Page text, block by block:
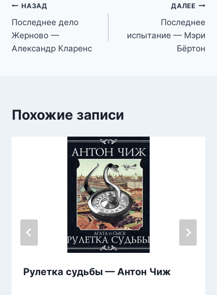
Навигация
по
записям
НАЗАД
Последнее дело
Жерново —
Александр Кларенс
ДАЛЕЕ
Последнее
испытание — Мэри
Бёртон
Похожие записи
Рулетка судьбы — Антон Чиж